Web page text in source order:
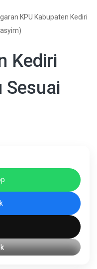
KPU Kabupaten Kediri
Kediri
Sesuai